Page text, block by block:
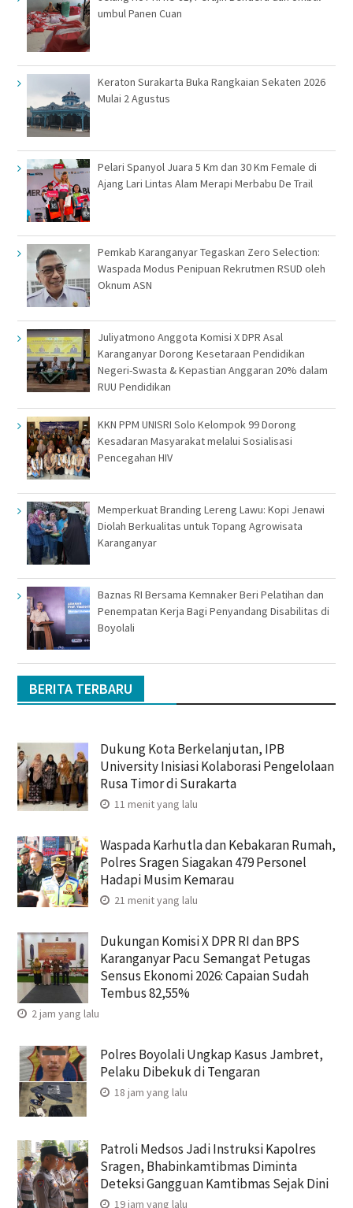
umbul Panen Cuan
Keraton Surakarta Buka Rangkaian Sekaten 2026
Mulai 2 Agustus
Pelari Spanyol Juara 5 Km dan 30 Km Female di
Ajang Lari Lintas Alam Merapi Merbabu De Trail
Pemkab Karanganyar Tegaskan Zero Selection:
Waspada Modus Penipuan Rekrutmen RSUD oleh
Oknum ASN
Juliyatmono Anggota Komisi X DPR Asal
Karanganyar Dorong Kesetaraan Pendidikan
Negeri-Swasta & Kepastian Anggaran 20% dalam
RUU Pendidikan
KKN PPM UNISRI Solo Kelompok 99 Dorong
Kesadaran Masyarakat melalui Sosialisasi
Pencegahan HIV
Memperkuat Branding Lereng Lawu: Kopi Jenawi
Diolah Berkualitas untuk Topang Agrowisata
Karanganyar
Baznas RI Bersama Kemnaker Beri Pelatihan dan
Penempatan Kerja Bagi Penyandang Disabilitas di
Boyolali
BERITA TERBARU
Dukung Kota Berkelanjutan, IPB
University Inisiasi Kolaborasi Pengelolaan
Rusa Timor di Surakarta
11 menit yang lalu
Waspada Karhutla dan Kebakaran Rumah,
Polres Sragen Siagakan 479 Personel
Hadapi Musim Kemarau
21 menit yang lalu
Dukungan Komisi X DPR RI dan BPS
Karanganyar Pacu Semangat Petugas
Sensus Ekonomi 2026: Capaian Sudah
Tembus 82,55%
2 jam yang lalu
Polres Boyolali Ungkap Kasus Jambret,
Pelaku Dibekuk di Tengaran
18 jam yang lalu
Patroli Medsos Jadi Instruksi Kapolres
Sragen, Bhabinkamtibmas Diminta
Deteksi Gangguan Kamtibmas Sejak Dini
19 jam yang lalu